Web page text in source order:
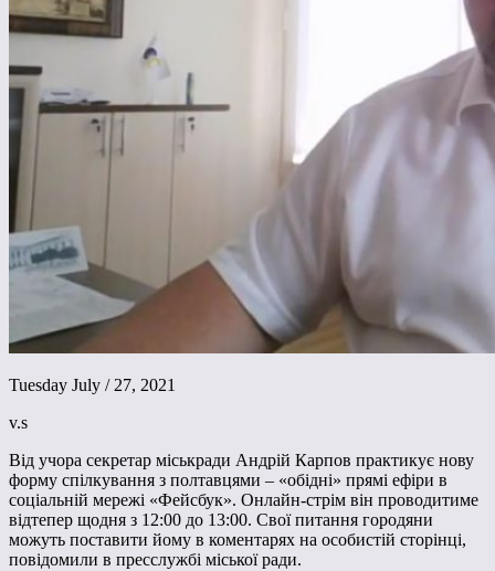
Tuesday July / 27, 2021
v.s
Від учора секретар міськради Андрій Карпов практикує нову
форму спілкування з полтавцями – «обідні» прямі ефіри в
соціальній мережі «Фейсбук». Онлайн-стрім він проводитиме
відтепер щодня з 12:00 до 13:00. Свої питання городяни
можуть поставити йому в коментарях на особистій сторінці,
повідомили в пресслужбі міської ради.